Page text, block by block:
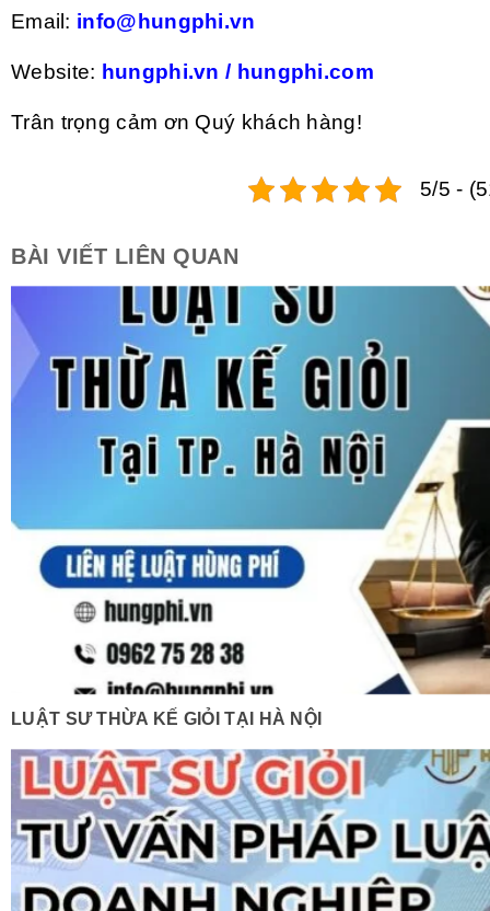
Email: info@hungphi.vn
Website: hungphi.vn / hungphi.com
Trân trọng cảm ơn Quý khách hàng!
5/5 -
BÀI VIẾT LIÊN QUAN
LUẬT SƯ THỪA KẾ GIỎI TẠI HÀ NỘI